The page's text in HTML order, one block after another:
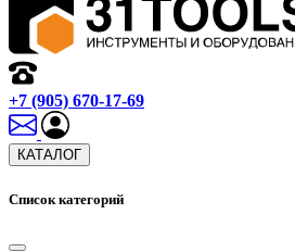
+7 (905) 670-17-69
КАТАЛОГ
Список категорий